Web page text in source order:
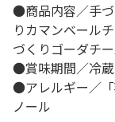
●商品内容／手づ
りカマンベール
づくりゴーダチ
●賞味期間／冷
●アレルギー／
ノール